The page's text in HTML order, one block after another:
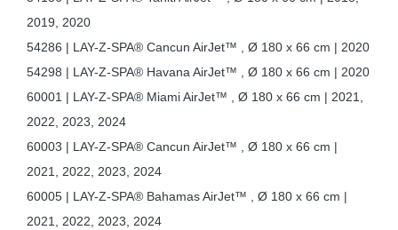
2019, 2020
54286 | LAY-Z-SPA® Cancun AirJet™ , Ø 180 x 66 cm | 2020
54298 | LAY-Z-SPA® Havana AirJet™ , Ø 180 x 66 cm | 2020
60001 | LAY-Z-SPA® Miami AirJet™ , Ø 180 x 66 cm | 2021,
2022, 2023, 2024
60003 | LAY-Z-SPA® Cancun AirJet™ , Ø 180 x 66 cm |
2021, 2022, 2023, 2024
60005 | LAY-Z-SPA® Bahamas AirJet™ , Ø 180 x 66 cm |
2021, 2022, 2023, 2024